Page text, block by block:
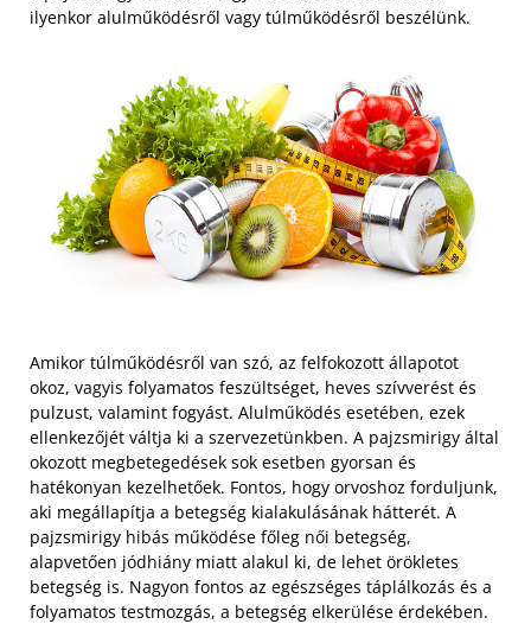
ilyenkor alulműködésről vagy túlműködésről beszélünk.
Amikor túlműködésről van szó, az felfokozott állapotot
okoz, vagyis folyamatos feszültséget, heves szívverést és
pulzust, valamint fogyást. Alulműködés esetében, ezek
ellenkezőjét váltja ki a szervezetünkben. A pajzsmirigy által
okozott megbetegedések sok esetben gyorsan és
hatékonyan kezelhetőek. Fontos, hogy orvoshoz forduljunk,
aki megállapítja a betegség kialakulásának hátterét. A
pajzsmirigy hibás működése főleg női betegség,
alapvetően jódhiány miatt alakul ki, de lehet örökletes
betegség is. Nagyon fontos az egészséges táplálkozás és a
folyamatos testmozgás, a betegség elkerülése érdekében.